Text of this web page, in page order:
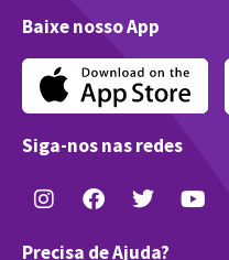
Baixe nosso App
Siga-nos nas redes
Precisa de Ajuda?